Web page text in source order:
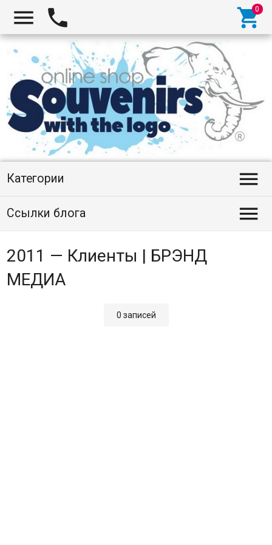
  
Категории 
Ссылки блога 
2011 — Клиенты | БРЭНД
МЕДИА
0 записей